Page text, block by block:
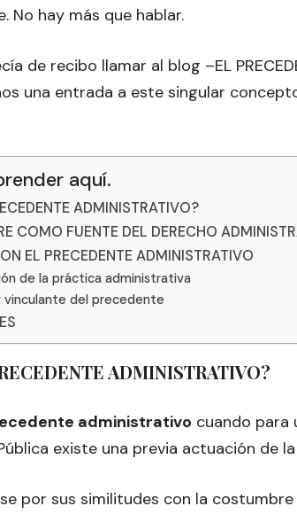
No hay más que hablar.
de recibo llamar al blog –EL
una entrada a este singular
aquí.
ADMINISTRATIVO?
COMO FUENTE DEL DERECHO
EL PRECEDENTE ADMINISTRATIVO
de la práctica administrativa
vinculante del precedente
ADMINISTRATIVO?
administrativo cuando para
existe una previa actuación de
por sus similitudes con la